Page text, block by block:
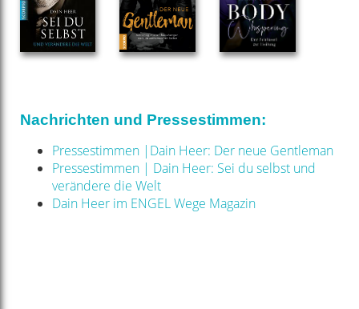
Nachrichten und Pressestimmen:
Pressestimmen |Dain Heer: Der neue Gentleman
Pressestimmen | Dain Heer: Sei du selbst und
verändere die Welt
Dain Heer im ENGEL Wege Magazin